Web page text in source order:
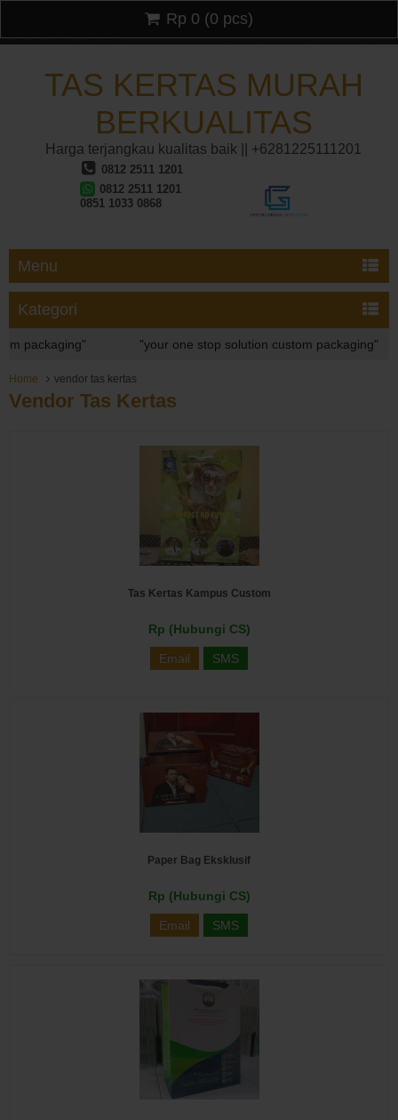
TAS KERTAS MURAH
BERKUALITAS
Harga terjangkau kualitas baik || +6281225111201
0812 2511 1201
0812 2511 1201
0851 1033 0868
Menu
Kategori
Rp 0 (0 pcs)
"your one stop solution custom packaging"
Home vendor tas kertas
Vendor Tas Kertas
Tas Kertas Kampus Custom
Rp (Hubungi CS)
Email SMS
Paper Bag Eksklusif
Rp (Hubungi CS)
Email SMS